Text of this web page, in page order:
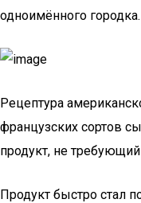
одноимённого городка.
Рецептура
французских сортов
продукт, не
Продукт быстро стал